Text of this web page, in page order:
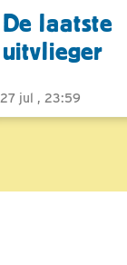
De laatste
uitvlieger
27 jul , 23:59